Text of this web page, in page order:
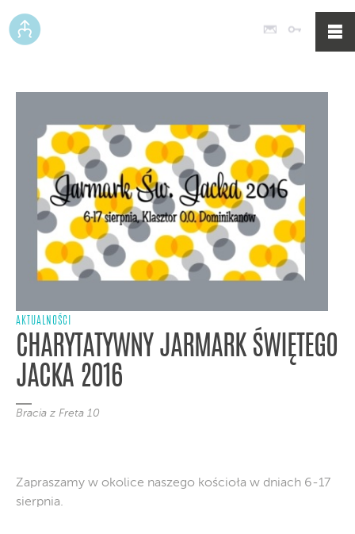
Poczta
AKTUALNOŚCI
CHARYTATYWNY JARMARK ŚWIĘTEGO
JACKA 2016
Bracia z Freta 10
Zapraszamy w okolice naszego kościoła w dniach 6-17
sierpnia.